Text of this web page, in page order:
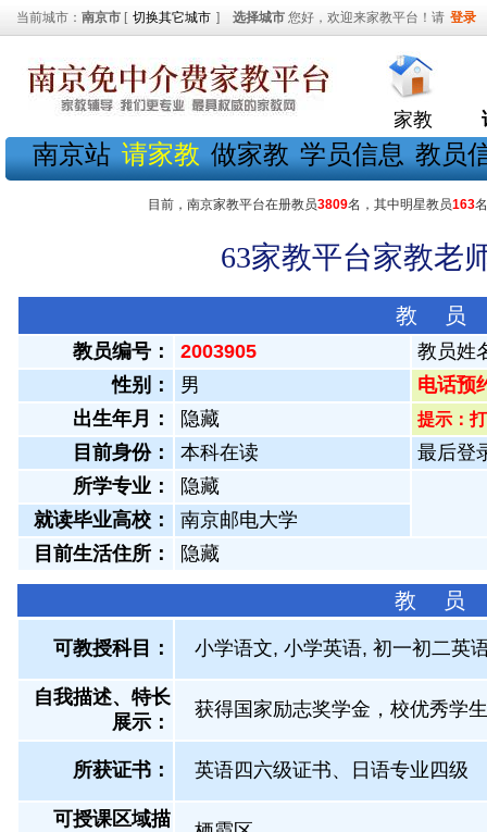
当前城市： 南京市 [ 切换其它城市 ] 选择城市 您好，欢迎来家教平台！请 登录
家教
南京站 请家教 做家教 学员信息 教员
目前，南京家教平台在册教员3809名，其中明星教员163
63家教平台家教老
教 员
教员编号： 2003905
教员姓
性别：
男
电话预
出生年月：
隐藏 提示：
目前身份： 本科在读
最后登
所学专业：
隐藏
就读毕业高校：
南京邮电大学
目前生活住所：
隐藏
教 员
可教授科目： 小学语文, 小学英语, 初一初二英
自我描述、特长
展示 ：
获得国家励志奖学金，校优秀学
所获证书 ： 英语四六级证书、日语专业四级
可授课区域描